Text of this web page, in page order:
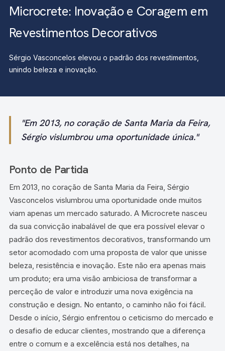
Microcrete: Inovação e Coragem em
Revestimentos Decorativos
Sérgio Vasconcelos elevou o padrão dos revestimentos,
unindo beleza e inovação.
"Em 2013, no coração de Santa Maria da Feira,
Sérgio vislumbrou uma oportunidade única."
Ponto de Partida
Em 2013, no coração de Santa Maria da Feira, Sérgio
Vasconcelos vislumbrou uma oportunidade onde muitos
viam apenas um mercado saturado. A Microcrete nasceu
da sua convicção inabalável de que era possível elevar o
padrão dos revestimentos decorativos, transformando um
setor acomodado com uma proposta de valor que unisse
beleza, resistência e inovação. Este não era apenas mais
um produto; era uma visão ambiciosa de transformar a
perceção de valor e introduzir uma nova exigência na
construção e design. No entanto, o caminho não foi fácil.
Desde o início, Sérgio enfrentou o ceticismo do mercado e
o desafio de educar clientes, mostrando que a diferença
entre o comum e a excelência está nos detalhes, na